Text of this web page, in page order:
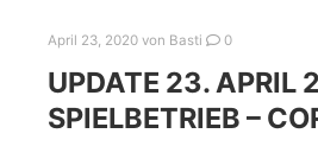
April 23, 2020 von Basti 0
UPDATE 23. APRIL
SPIELBETRIEB –